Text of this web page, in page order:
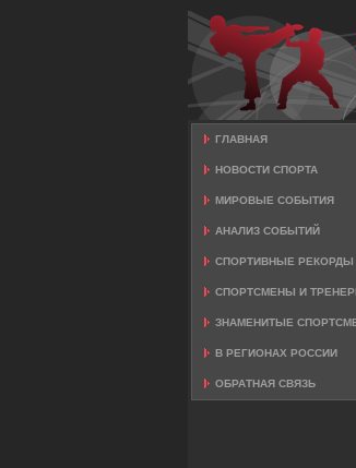
ГЛАВНАЯ
НОВОСТИ СПОРТА
МИРОВЫЕ СОБЫТИЯ
АНАЛИЗ СОБЫТИЙ
СПОРТИВНЫЕ РЕКОРДЫ
СПОРТСМЕНЫ И
ЗНАМЕНИТЫЕ
В РЕГИОНАХ РОССИИ
ОБРАТНАЯ СВЯЗЬ